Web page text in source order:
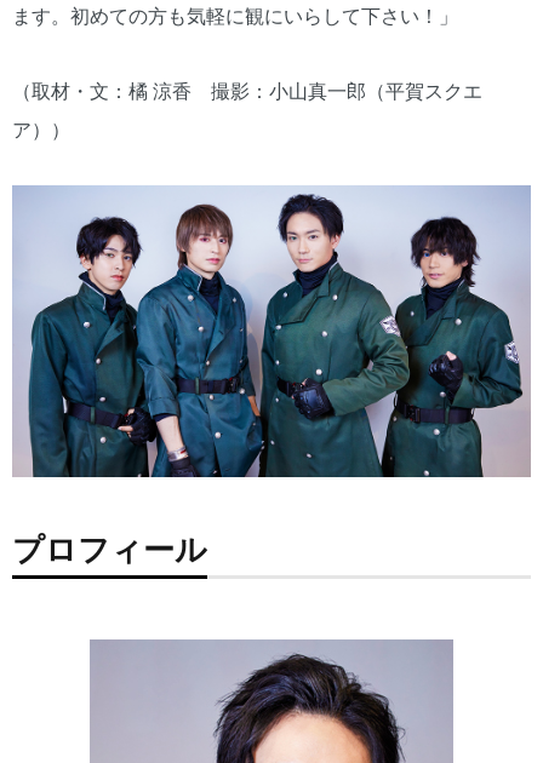
ます。初めての方も気軽に観にいらして下さい！」
（取材・文：橘 涼香 撮影：小山真一郎（平賀スクエ
ア））
プロフィール